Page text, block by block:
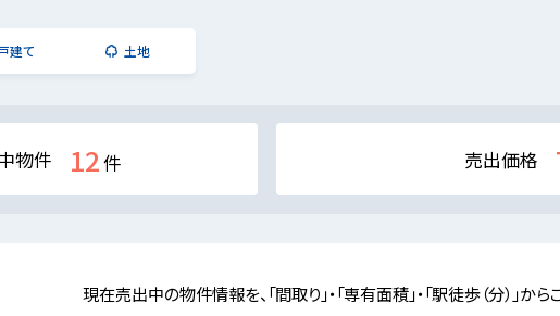
建て 土地
物件 12件 売出価格
現在売出中の物件情報を、「間取り」・「専有面積」・「駅徒歩（分）」か